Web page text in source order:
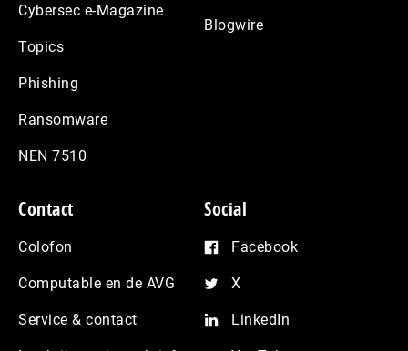
Cybersec e-Magazine
Topics
Phishing
Ransomware
NEN 7510
Blogwire
Contact
Colofon
Computable en de AVG
Service & contact
Social
Facebook
X
LinkedIn